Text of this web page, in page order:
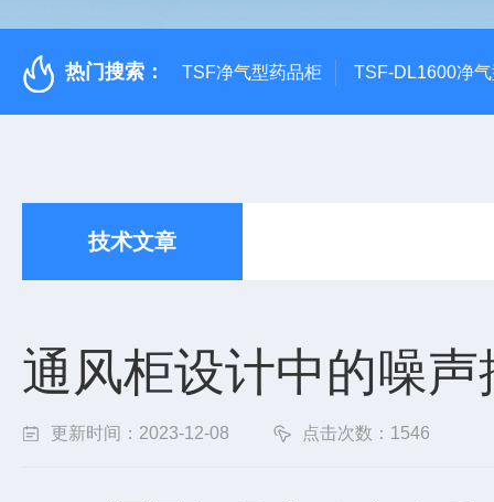
热门搜索： TSF净气型药品柜 TSF-DL1600净
技术文章
通风柜设计中的噪
更新时间：2023-12-08 点击次数：1546